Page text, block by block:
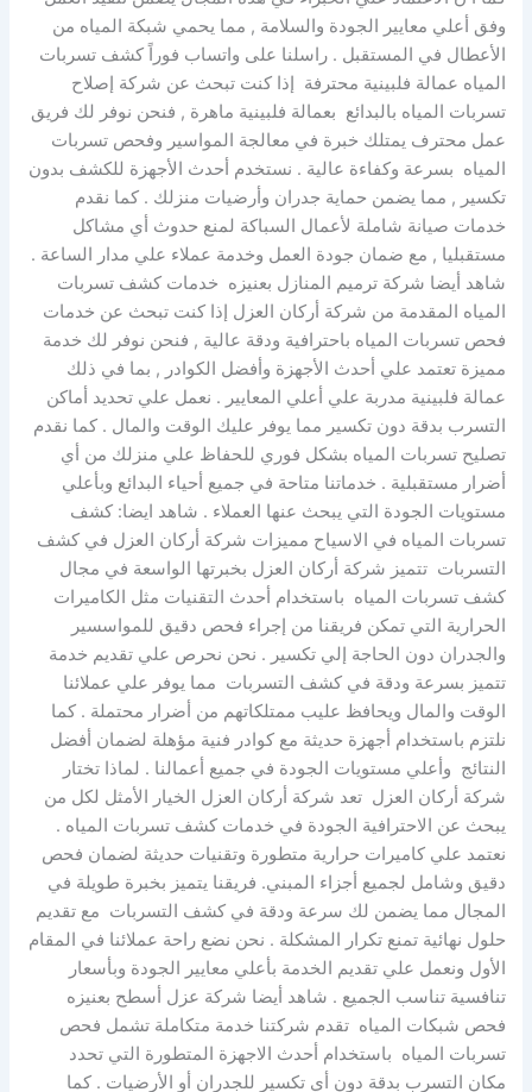
وفق أعلي معايير الجودة والسلامة , مما يحمي شبكة المياه من
الأعطال في المستقبل . راسلنا على واتساب فوراً كشف تسربات
المياه عمالة فلبينية محترفة إذا كنت تبحث عن شركة إصلاح
تسربات المياه بالبدائع بعمالة فلبينية ماهرة , فنحن نوفر لك فريق
عمل محترف يمتلك خبرة في معالجة المواسير وفحص تسربات
المياه بسرعة وكفاءة عالية . نستخدم أحدث الأجهزة للكشف بدون
تكسير , مما يضمن حماية جدران وأرضيات منزلك . كما نقدم
خدمات صيانة شاملة لأعمال السباكة لمنع حدوث أي مشاكل
مستقبليا , مع ضمان جودة العمل وخدمة عملاء علي مدار الساعة .
شاهد أيضا شركة ترميم المنازل بعنيزه خدمات كشف تسربات
المياه المقدمة من شركة أركان العزل إذا كنت تبحث عن خدمات
فحص تسربات المياه باحترافية ودقة عالية , فنحن نوفر لك خدمة
مميزة تعتمد علي أحدث الأجهزة وأفضل الكوادر , بما في ذلك
عمالة فلبينية مدربة علي أعلي المعايير . نعمل علي تحديد أماكن
التسرب بدقة دون تكسير مما يوفر عليك الوقت والمال . كما نقدم
تصليح تسربات المياه بشكل فوري للحفاظ علي منزلك من أي
أضرار مستقبلية . خدماتنا متاحة في جميع أحياء البدائع وبأعلي
مستويات الجودة التي يبحث عنها العملاء . شاهد ايضا: كشف
تسربات المياه في الاسياح مميزات شركة أركان العزل في كشف
التسربات تتميز شركة أركان العزل بخبرتها الواسعة في مجال
كشف تسربات المياه باستخدام أحدث التقنيات مثل الكاميرات
الحرارية التي تمكن فريقنا من إجراء فحص دقيق للمواسسير
والجدران دون الحاجة إلي تكسير . نحن نحرص علي تقديم خدمة
تتميز بسرعة ودقة في كشف التسربات مما يوفر علي عملائنا
الوقت والمال ويحافظ عليب ممتلكاتهم من أضرار محتملة . كما
نلتزم باستخدام أجهزة حديثة مع كوادر فنية مؤهلة لضمان أفضل
النتائج وأعلي مستويات الجودة في جميع أعمالنا . لماذا تختار
شركة أركان العزل تعد شركة أركان العزل الخيار الأمثل لكل من
يبحث عن الاحترافية الجودة في خدمات كشف تسربات المياه .
نعتمد علي كاميرات حرارية متطورة وتقنيات حديثة لضمان فحص
دقيق وشامل لجميع أجزاء المبني. فريقنا يتميز بخبرة طويلة في
المجال مما يضمن لك سرعة ودقة في كشف التسربات مع تقديم
حلول نهائية تمنع تكرار المشكلة . نحن نضع راحة عملائنا في المقام
الأول ونعمل علي تقديم الخدمة بأعلي معايير الجودة وبأسعار
تنافسية تناسب الجميع . شاهد أيضا شركة عزل أسطح بعنيزه
فحص شبكات المياه تقدم شركتنا خدمة متكاملة تشمل فحص
تسربات المياه باستخدام أحدث الاجهزة المتطورة التي تحدد
مكان التسرب بدقة دون أي تكسير للجدران أو الأرضيات . كما